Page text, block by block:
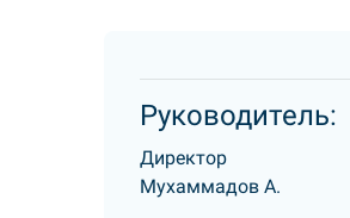
Руководитель:
Директор
Мухаммадов А.